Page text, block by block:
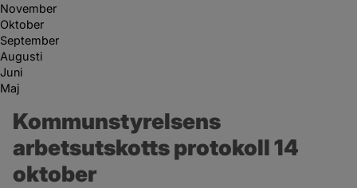
November
Oktober
September
Augusti
Juni
Maj
Kommunstyrelsens
arbetsutskotts protokoll 14
oktober